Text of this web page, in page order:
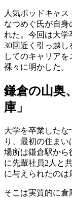
人気ポッドキャ
なつめぐ氏が自身
れた。今回は大学
30回近く引っ越し
してのキャリア
裸々に明かした。
鎌倉の山奥
庫」
大学を卒業したな
り、最初の住ま
場所は鎌倉駅から
に先輩社員2人と
に与えられたのは
そこは実質的に倉